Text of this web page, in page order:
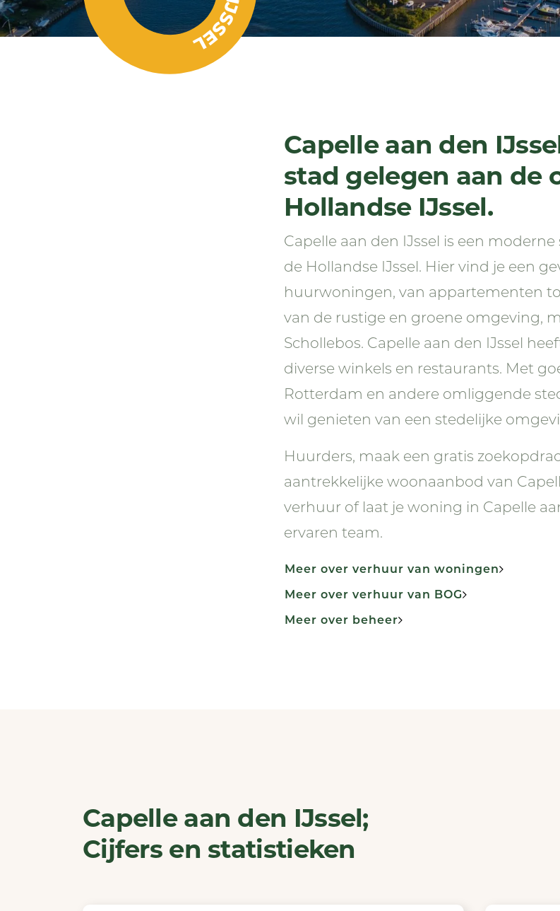
Capelle aan den
stad gelegen aan de
Hollandse IJssel.
Capelle aan den IJssel is een
de Hollandse IJssel. Hier vind je een
huurwoningen, van appartementen
van de rustige en groene omgeving,
Schollebos. Capelle aan den IJssel
diverse winkels en restaurants. Met
Rotterdam en andere omliggende
wil genieten van een stedelijke
Huurders, maak een gratis
aantrekkelijke woonaanbod van
verhuur of laat je woning in Capelle
ervaren team.
Meer over verhuur van woningen
Meer over verhuur van BOG
Meer over beheer
Capelle aan den IJssel;
Cijfers en statistieken